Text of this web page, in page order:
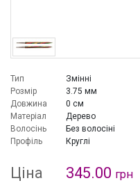
Тип
Змінні
Розмір
3.75 мм
Довжина
0 см
Матеріал
Дерево
Волосінь
Без волосіні
Профіль
Круглі
Ціна 345.00 грн